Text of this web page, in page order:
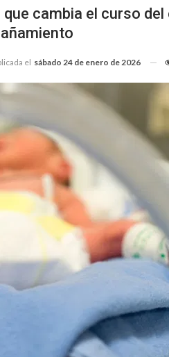
cambia el curso
el sábado 24 de enero de 2026